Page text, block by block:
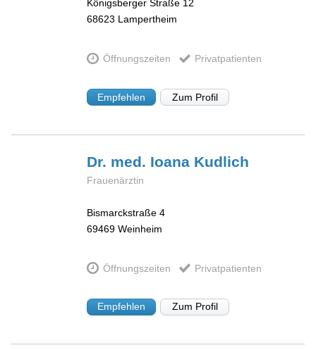
Königsberger Straße 12
68623 Lampertheim
Öffnungszeiten Privatpatienten
Empfehlen Zum Profil
Dr. med. Ioana Kudlich
Frauenärztin
Bismarckstraße 4
69469 Weinheim
Öffnungszeiten Privatpatienten
Empfehlen Zum Profil